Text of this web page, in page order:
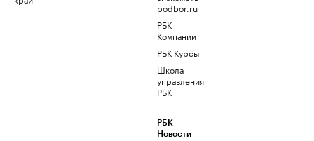
podbor.ru
РБК
Компании
РБК Курсы
Школа
управления
РБК
РБК
Новости